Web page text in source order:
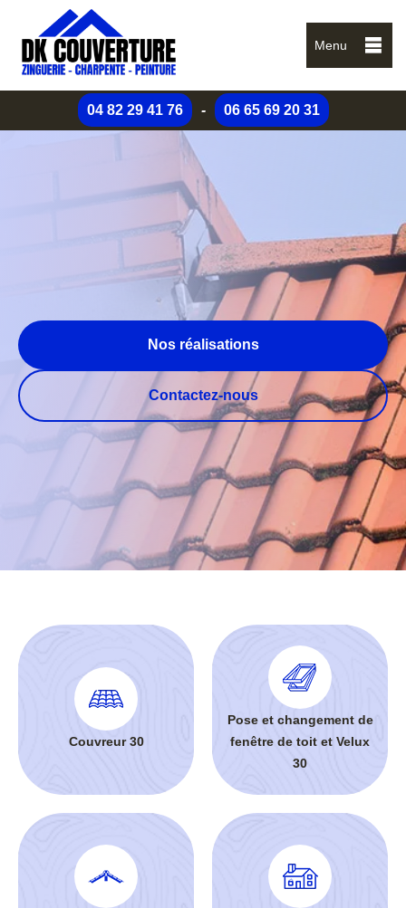
Menu
04 82 29 41 76 - 06 65 69 20 31
Nos réalisations
Contactez-nous
Couvreur 30
Pose et changement de
fenêtre de toit et Velux
30